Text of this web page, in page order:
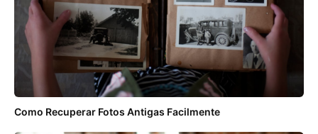
Como Recuperar Fotos Antigas Facilmente